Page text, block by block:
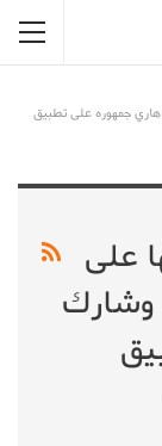
هاري جمهوره على تطبيق
على
وشارك